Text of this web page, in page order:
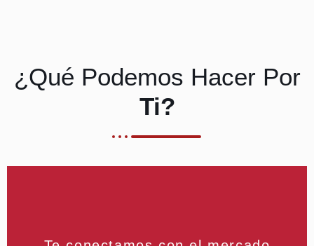
¿Qué Podemos Hacer Por
Ti?